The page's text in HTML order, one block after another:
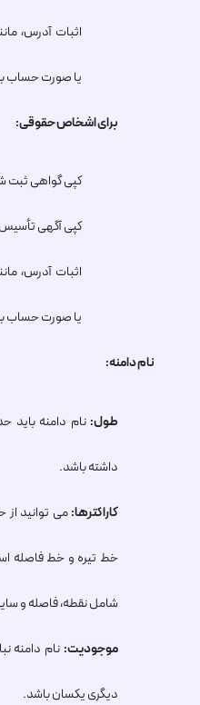
یا صورت حساب
برای اشخاص حقوقی:
کپی گواهی ثبت
کپی آگهی تأسیس
یا صورت حساب
نام دامنه:
طول:
داشته باشد.
کاراکترها:می توانید از
خط تیره و خط فاصله
شامل نقطه، فاصله و
موجودیت: نام دامنه
دیگری یکسان باشد.